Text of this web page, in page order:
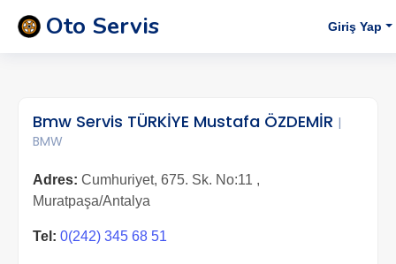
Oto Servis Giriş Yap
Bmw Servis TÜRKİYE Mustafa ÖZDEMİR |
BMW
Adres: Cumhuriyet, 675. Sk. No:11 ,
Muratpaşa/Antalya
Tel: 0(242) 345 68 51